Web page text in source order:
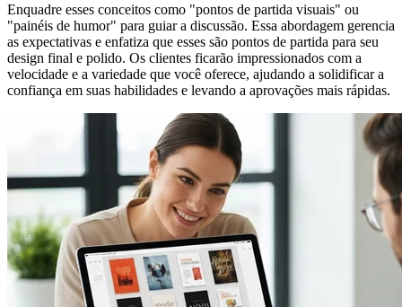
Enquadre esses conceitos como "pontos de partida visuais" ou
"painéis de humor" para guiar a discussão. Essa abordagem gerencia
as expectativas e enfatiza que esses são pontos de partida para seu
design final e polido. Os clientes ficarão impressionados com a
velocidade e a variedade que você oferece, ajudando a solidificar a
confiança em suas habilidades e levando a aprovações mais rápidas.